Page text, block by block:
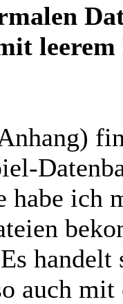
habe ich
handelt
auch